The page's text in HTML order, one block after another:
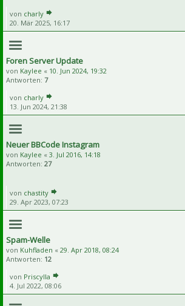
von charly
20. Mär 2025, 16:17
Foren Server Update
von Kaylee « 10. Jun 2024, 19:32
Antworten: 7
von charly
13. Jun 2024, 21:38
Neuer BBCode Instagram
von Kaylee « 3. Jul 2016, 14:18
Antworten: 27
von chastity
29. Apr 2023, 07:23
Spam-Welle
von Kuhfladen « 29. Apr 2018, 08:24
Antworten: 12
von Priscylla
4. Jul 2022, 08:06